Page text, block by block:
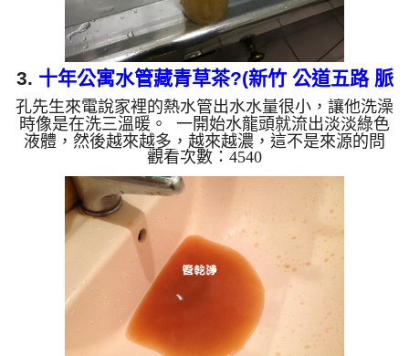
3. 十年公寓水管藏青草茶?(新竹 公道五路 脈
衝式 水管清洗 )
孔先生來電說家裡的熱水管出水水量很小，讓他洗澡
時像是在洗三溫暖。 一開始水龍頭就流出淡淡綠色
液體，然後越來越多，越來越濃，這不是來源的問
題，是水管裡面陳積多年的沉澱物。 水管裡的異物
不斷流出來，水的顏色慢慢變成透明，髒東西也越來
越少，最後變成乾淨的清水。 清洗水管 是利用 高週
波脈衝式水管清洗機 ，將檸檬酸打入水管，讓水管
管壁的鐵鏽及生物膜軟化，透過空氣與水混合，產生
阻力，這時高周波就會把生物膜、淤泥等等雜質沖出
來。 有時候把水塔洗一洗發現水龍頭出水變小了，
就是髒東西卡到水管...
觀看次數：4540